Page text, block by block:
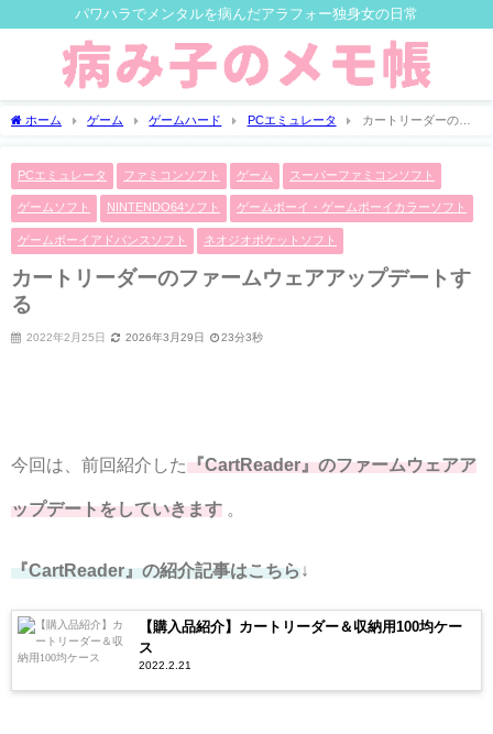
パワハラでメンタルを病んだアラフォー独身女の日常
ホーム ゲーム ゲームハード PCエミュレータ
カートリーダーのフ
PCエミュレータ ファミコンソフト ゲーム スーパーファミコンソフト
ゲームソフト NINTENDO64ソフト ゲームボーイ・ゲームボーイカラーソフト
ゲームボーイアドバンスソフト ネオジオポケットソフト
カートリーダーのファームウェアアップデートす
る
2022年2月25日 2026年3月29日 23分3秒
今回は、前回紹介した『CartReader』のファームウェアア
ップデートをしていきます
『CartReader』の紹介記事はこちら↓
【購入品紹介】カートリーダー＆収納用100均ケー
ス
2022.2.21